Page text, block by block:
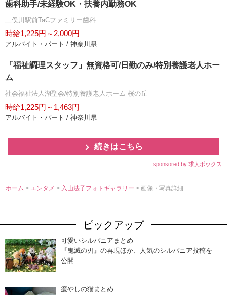
歯科助手/未経験OK・扶養内勤務OK
二俣川駅前TaCファミリー歯科
時給1,225円～2,000円
アルバイト・パート / 神奈川県
「福祉調理スタッフ」無資格可/日勤のみ/特別養護老人ホー
ム
社会福祉法人湖聖会/特別養護老人ホーム 桜の丘
時給1,225円～1,463円
アルバイト・パート / 神奈川県
続きはこちら
sponsored by 求人ボックス
ホーム > エンタメ> 入山法子フォトギャラリー> 画像・写真詳細
ピックアップ
可愛いシルバニアまとめ
『鬼滅の刃』の再現ほか、人気のシルバニア投稿を
公開
癒やしの猫まとめ